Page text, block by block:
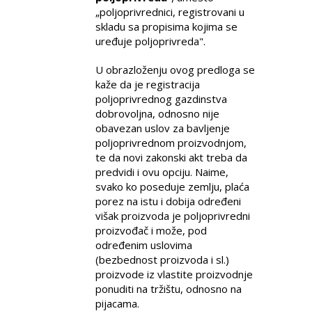
„poljoprivrednici, registrovani u
skladu sa propisima kojima se
uređuje poljoprivreda".
U obrazloženju ovog predloga se
kaže da je registracija
poljoprivrednog gazdinstva
dobrovoljna, odnosno nije
obavezan uslov za bavljenje
poljoprivrednom proizvodnjom,
te da novi zakonski akt treba da
predvidi i ovu opciju. Naime,
svako ko poseduje zemlju, plaća
porez na istu i dobija određeni
višak proizvoda je poljoprivredni
proizvođač i može, pod
određenim uslovima
(bezbednost proizvoda i sl.)
proizvode iz vlastite proizvodnje
ponuditi na tržištu, odnosno na
pijacama.